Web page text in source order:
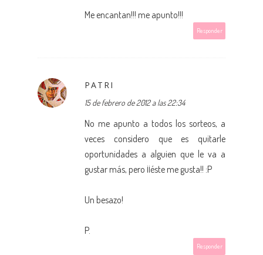
Me encantan!!! me apunto!!!
Responder
PATRI
15 de febrero de 2012 a las 22:34
No me apunto a todos los sorteos, a
veces considero que es quitarle
oportunidades a alguien que le va a
gustar más, pero ¡¡éste me gusta!! :P
Un besazo!
P.
Responder